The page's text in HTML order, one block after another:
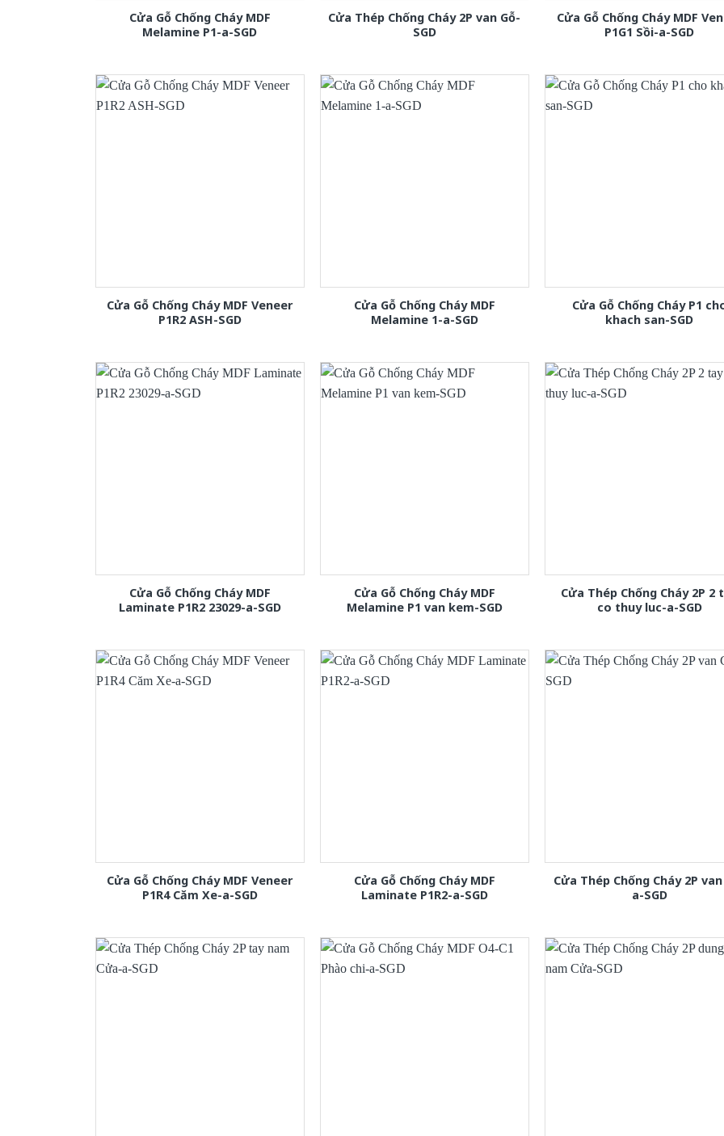
Cửa Gỗ Chống Cháy MDF
Melamine P1-a-SGD
Cửa Thép Chống Cháy 2P van Gỗ-
SGD
Cửa Gỗ Chống Cháy MDF
P1G1 Sồi-a-SGD
Cửa Gỗ Chống Cháy MDF Veneer
P1R2 ASH-SGD
Cửa Gỗ Chống Cháy MDF
Melamine 1-a-SGD
Cửa Gỗ Chống Cháy P1
khach san-SGD
Cửa Gỗ Chống Cháy MDF
Laminate P1R2 23029-a-SGD
Cửa Gỗ Chống Cháy MDF
Melamine P1 van kem-SGD
Cửa Thép Chống Cháy 2P 2
co thuy luc-a-SGD
Cửa Gỗ Chống Cháy MDF Veneer
P1R4 Căm Xe-a-SGD
Cửa Gỗ Chống Cháy MDF
Laminate P1R2-a-SGD
Cửa Thép Chống Cháy 2P
a-SGD